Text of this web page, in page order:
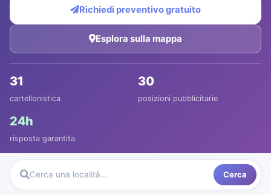
Richiedi preventivo gratuito
Esplora sulla mappa
31
cartellonistica
30
posizioni pubblicitarie
24h
risposta garantita
Cerca una località… Cerca